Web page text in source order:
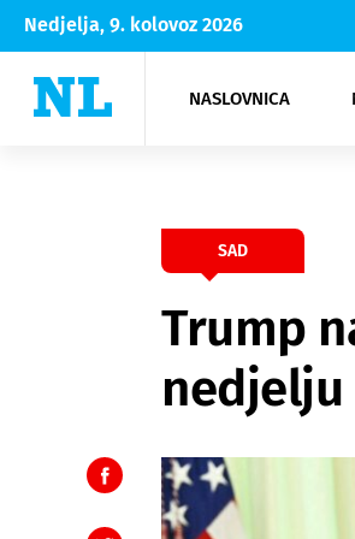
Nedjelja, 9. kolovoz 2026
NASLOVNICA
SAD
Trump
nedjelju